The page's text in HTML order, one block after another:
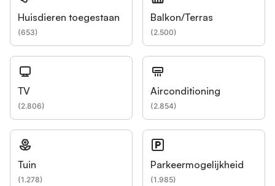
Huisdieren toegestaan
(653)
Balkon/Terras
(2.500)
TV
(2.806)
Airconditioning
(2.854)
Tuin
(1.278)
Parkeermogelijkheid
(1.985)